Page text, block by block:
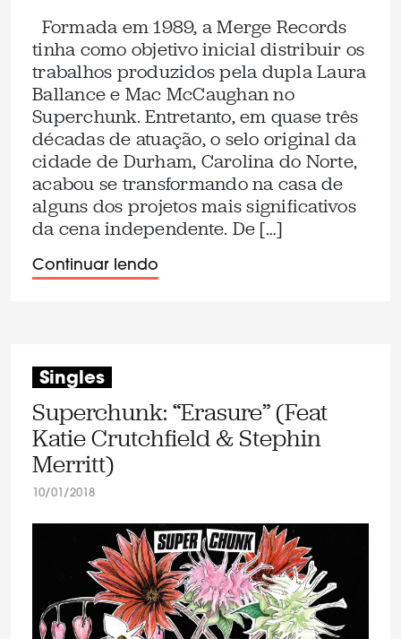
Formada em 1989, a Merge Records
tinha como objetivo inicial distribuir os
trabalhos produzidos pela dupla Laura
Ballance e Mac McCaughan no
Superchunk. Entretanto, em quase três
décadas de atuação, o selo original da
cidade de Durham, Carolina do Norte,
acabou se transformando na casa de
alguns dos projetos mais significativos
da cena independente. De […]
Continuar lendo
Singles
Superchunk: “Erasure” (Feat
Katie Crutchfield & Stephin
Merritt)
10/01/2018